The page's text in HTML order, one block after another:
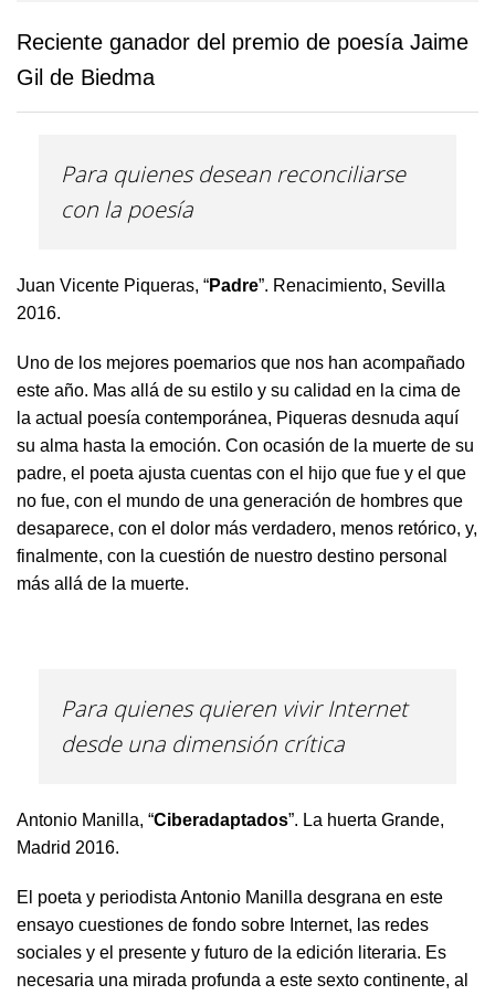
Reciente ganador del premio de poesía Jaime
Gil de Biedma
Para quienes desean reconciliarse
con la poesía
Juan Vicente Piqueras, “Padre”. Renacimiento, Sevilla
2016.
Uno de los mejores poemarios que nos han acompañado
este año. Mas allá de su estilo y su calidad en la cima de
la actual poesía contemporánea, Piqueras desnuda aquí
su alma hasta la emoción. Con ocasión de la muerte de su
padre, el poeta ajusta cuentas con el hijo que fue y el que
no fue, con el mundo de una generación de hombres que
desaparece, con el dolor más verdadero, menos retórico, y,
finalmente, con la cuestión de nuestro destino personal
más allá de la muerte.
Para quienes quieren vivir Internet
desde una dimensión crítica
Antonio Manilla, “Ciberadaptados”. La huerta Grande,
Madrid 2016.
El poeta y periodista Antonio Manilla desgrana en este
ensayo cuestiones de fondo sobre Internet, las redes
sociales y el presente y futuro de la edición literaria. Es
necesaria una mirada profunda a este sexto continente, al